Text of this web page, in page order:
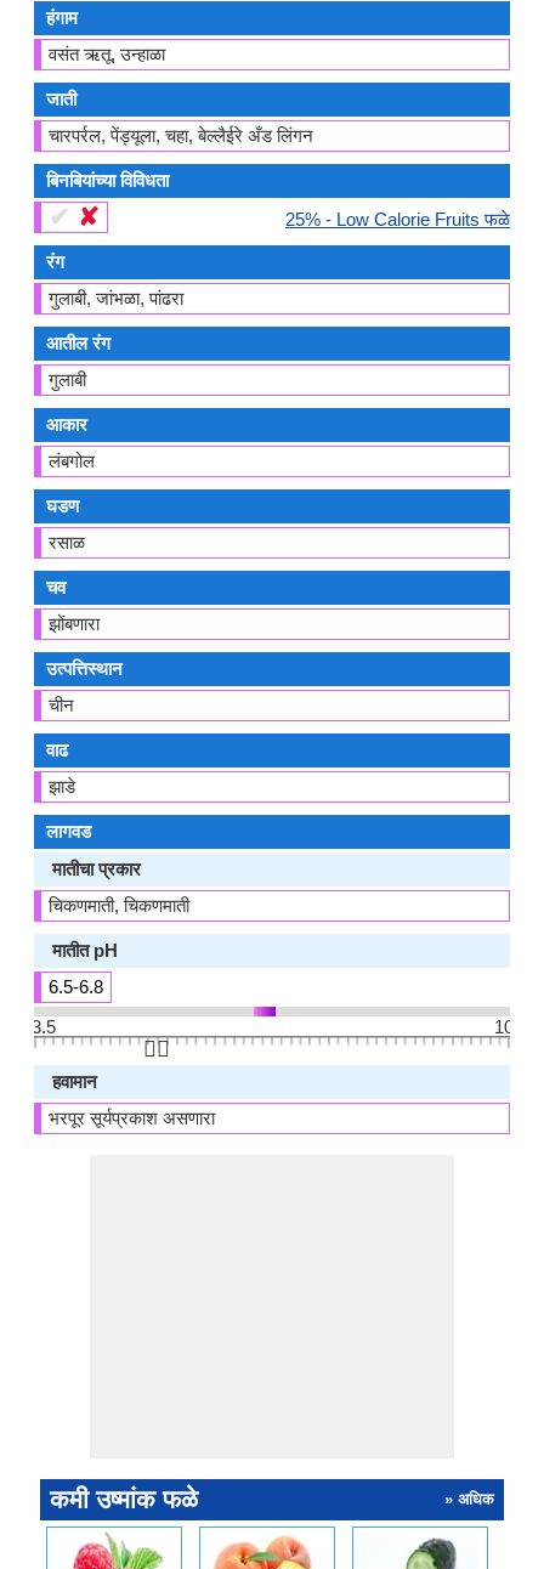
हंगाम
वसंत ऋतू, उन्हाळा
जाती
चारपर्रल, पेंड्यूला, चहा, बेल्लैईरे अँड लिंगन
बिनबियांच्या विविधता
✔ ✘ 25% - Low Calorie Fruits फळे
रंग
गुलाबी, जांभळा, पांढरा
आतील रंग
गुलाबी
आकार
लंबगोल
घडण
रसाळ
चव
झोंबणारा
उत्पत्तिस्थान
चीन
वाढ
झाडे
लागवड
मातीचा प्रकार
चिकणमाती, चिकणमाती
मातीत pH
6.5-6.8
3.5
10
👆🏻
हवामान
भरपूर सूर्यप्रकाश असणारा
कमी उष्मांक फळे » अधिक